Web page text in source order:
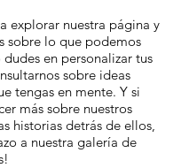
explorar nuestra página y
sobre lo que podemos
en personalizar tus
sobre ideas
tengas en mente. Y si
más sobre nuestros
historias detrás de ellos,
a nuestra galería de